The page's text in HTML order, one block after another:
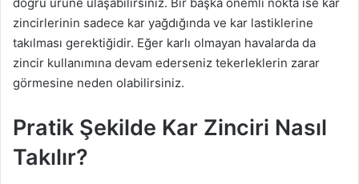
zincirlerinin sadece kar yağdığında ve kar lastiklerine
takılması gerektiğidir. Eğer karlı olmayan havalarda da
zincir kullanımına devam ederseniz tekerleklerin zarar
görmesine neden olabilirsiniz.
Pratik Şekilde Kar Zinciri Nasıl
Takılır?